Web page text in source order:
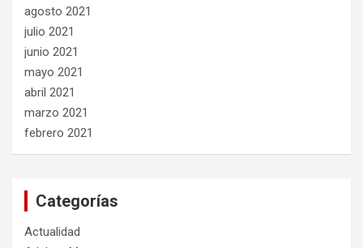
agosto 2021
julio 2021
junio 2021
mayo 2021
abril 2021
marzo 2021
febrero 2021
Categorías
Actualidad